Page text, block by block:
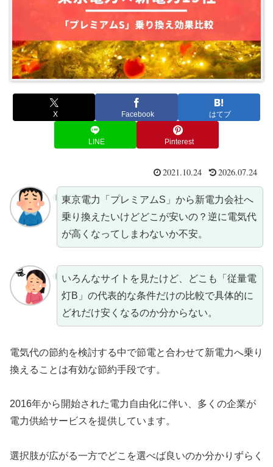
X Facebook はてブ
LINE Pinterest
2021.10.24 2026.07.24
東京電力「プレミアムS」から新電力会社へ
乗り換えたいけどどこが安いの？逆に電気代
が高くなってしまわないか不安。
いろんなサイトを見たけど、どこも「従量電
灯B」の代表的な条件だけの比較で具体的に
どれだけ安くなるのか分からない。
電気代の節約を検討する中で節電と合わせて新電力へ乗り
換えることは有効な節約手段です。
2016年から開始された電力自由化に伴い、多くの企業が
電力供給サービスを提供しています。
選択肢が広がる一方でどこを選べば良いのか分かりずらく